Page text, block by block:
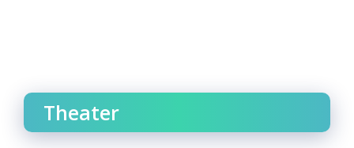
Theater